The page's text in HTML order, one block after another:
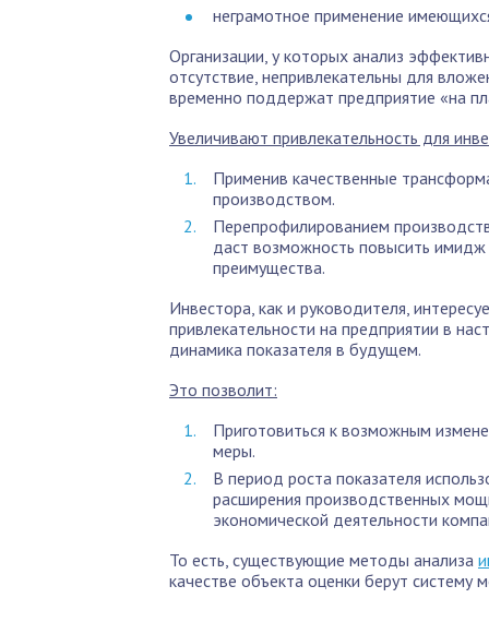
неграмотное применение
Организации, у которых анализ
отсутствие, непривлекательны для
временно поддержат предприятие «на
Увеличивают привлекательность для
Применив качественные
производством.
Перепрофилированием
даст возможность повысить
преимущества.
Инвестора, как и руководителя,
привлекательности на предприятии в
динамика показателя в будущем.
Это позволит:
Приготовиться к возможным
меры.
В период роста показателя
расширения производственных
экономической деятельности
То есть, существующие методы анализа
качестве объекта оценки берут систему